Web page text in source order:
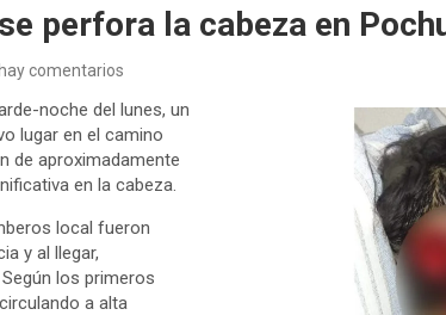
perfora la cabeza en
comentarios
noche del lunes, un
lugar en el camino
de aproximadamente
en la cabeza.
local fueron
y al llegar,
los primeros
a alta